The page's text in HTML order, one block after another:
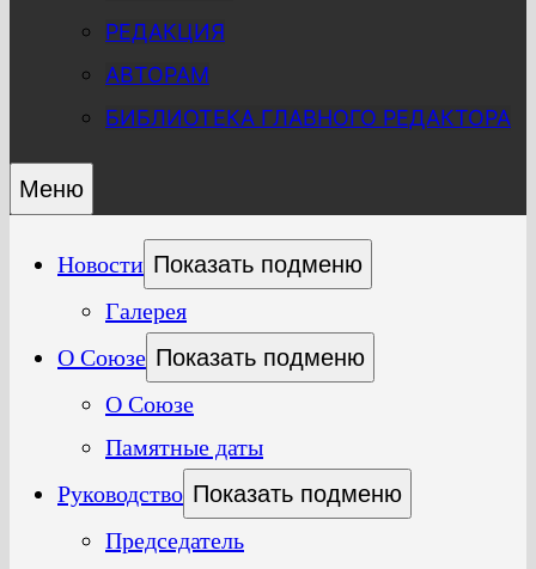
РЕДАКЦИЯ
АВТОРАМ
БИБЛИОТЕКА ГЛАВНОГО РЕДАКТОРА
Меню
Новости Показать подменю
Галерея
О Союзе Показать подменю
О Союзе
Памятные даты
Руководство Показать подменю
Председатель